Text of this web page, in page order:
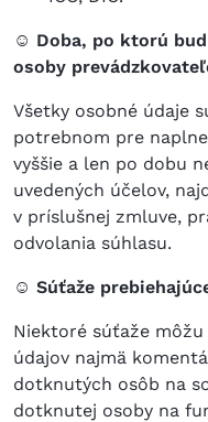
☺ Doba, po ktorú
osoby
Všetky osobné údaje
potrebnom pre
vyššie a len po dobu
uvedených účelov,
v príslušnej zmluve,
odvolania súhlasu.
☺ Súťaže
Niektoré súťaže
údajov najmä
dotknutých osôb na
dotknutej osoby na